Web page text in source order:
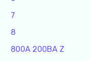
7
8
800A 200BA Z